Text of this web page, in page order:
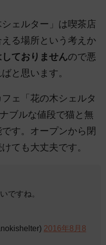
ェルター」は喫茶店
る場所という考えか
ておりませんので悪
と思います。
ェ「花の木シェルタ
ブルな値段で猫と無
す。オープンから閉
ても大丈夫です。
ですね。
2016年8月8